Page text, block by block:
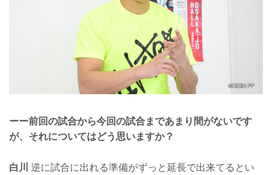
ーー前回の試合から今回の試合まであまり間がないです
が、それについてはどう思いますか？
白川 逆に試合に出れる準備がずっと延長で出来てるとい